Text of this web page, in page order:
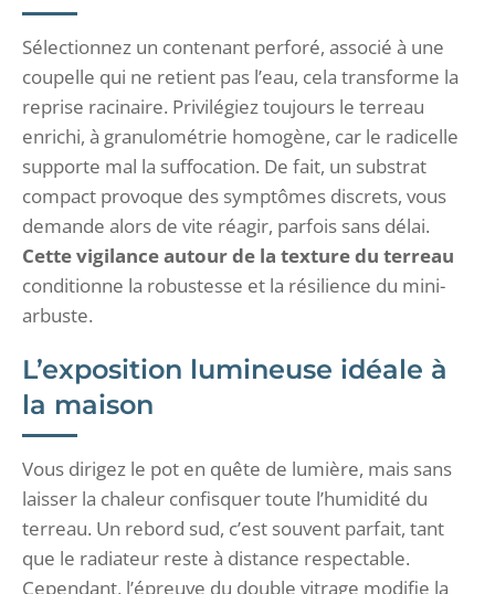
Sélectionnez un contenant perforé, associé à une
coupelle qui ne retient pas l’eau, cela transforme la
reprise racinaire. Privilégiez toujours le terreau
enrichi, à granulométrie homogène, car le radicelle
supporte mal la suffocation. De fait, un substrat
compact provoque des symptômes discrets, vous
demande alors de vite réagir, parfois sans délai.
Cette vigilance autour de la texture du terreau
conditionne la robustesse et la résilience du mini-
arbuste.
L’exposition lumineuse idéale à
la maison
Vous dirigez le pot en quête de lumière, mais sans
laisser la chaleur confisquer toute l’humidité du
terreau. Un rebord sud, c’est souvent parfait, tant
que le radiateur reste à distance respectable.
Cependant, l’épreuve du double vitrage modifie la